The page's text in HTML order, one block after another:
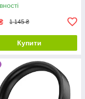
1 145 ₴
Купити